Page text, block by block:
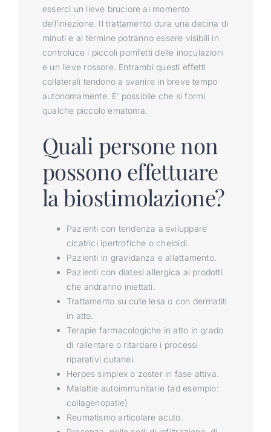
esserci un lieve bruciore al momento
dell’iniezione. Il trattamento dura una decina di
minuti e al termine potranno essere visibili in
controluce i piccoli pomfetti delle inoculazioni
e un lieve rossore. Entrambi questi effetti
collaterali tendono a svanire in breve tempo
autonomamente. E’ possibile che si formi
qualche piccolo ematoma.
Quali persone non
possono effettuare
la biostimolazione?
Pazienti con tendenza a sviluppare
cicatrici ipertrofiche o cheloidi.
Pazienti in gravidanza e allattamento.
Pazienti con diatesi allergica ai prodotti
che andranno iniettati.
Trattamento su cute lesa o con dermatiti
in atto.
Terapie farmacologiche in atto in grado
di rallentare o ritardare i processi
riparativi cutanei.
Herpes simplex o zoster in fase attiva.
Malattie autoimmunitarie (ad esempio:
collagenopatie)
Reumatismo articolare acuto.